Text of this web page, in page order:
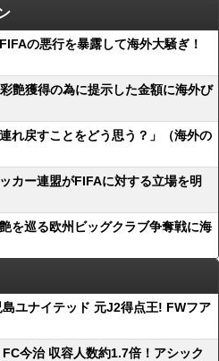
の悪行を暴露して海外大騒ぎ！
艶獲得の為に提示した金額に海外び
れ戻すことをどう思う？」（海外の
カー連盟がFIFAに対する立場を明
を巡る欧州ビッグクラブ争奪戦に海
島ユナイテッド 元J2得点王! FWフア
FC今治 収容人数約1.7倍！アシック